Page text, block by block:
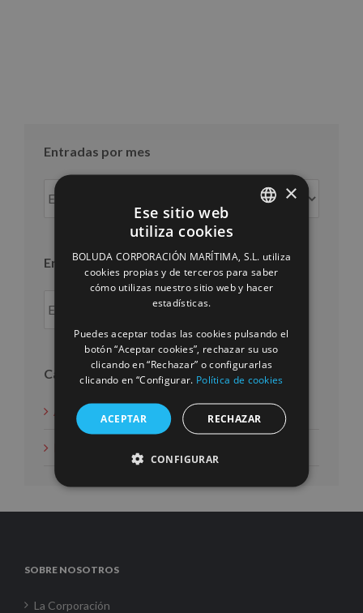
Entradas por mes
Entradas
por
Entradas por año
Categorías
Acción social
SOBRE NOSOTROS
La Corporación
ENGLISH
FRENCH
×
Ese sitio web
utiliza cookies
BOLUDA CORPORACIÓN MARÍTIMA, S.L. utiliza
cookies propias y de terceros para saber
cómo utilizas nuestro sitio web y hacer
estadísticas.
Puedes aceptar todas las cookies pulsando el
botón “Aceptar cookies”, rechazar su uso
clicando en “Rechazar” o configurarlas
clicando en “Configurar. Política de cookies
ACEPTAR RECHAZAR
CONFIGURAR